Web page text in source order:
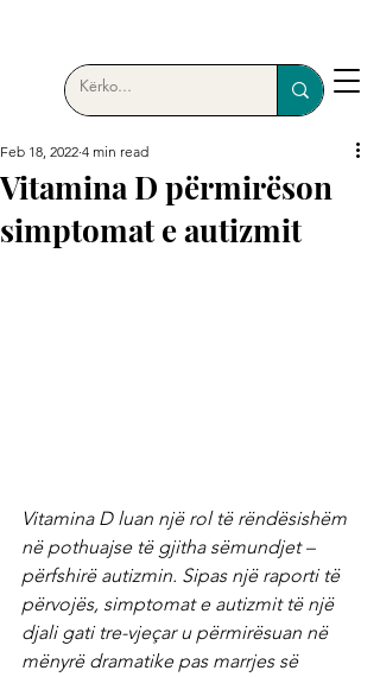
Vitamina D përmirëson
simptomat e autizmit
Feb 18, 2022 4 min read
Vitamina D luan një rol të rëndësishëm
në pothuajse të gjitha sëmundjet –
përfshirë autizmin. Sipas një raporti të
përvojës, simptomat e autizmit të një
djali gati tre-vjeçar u përmirësuan në
mënyrë dramatike pas marrjes së